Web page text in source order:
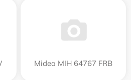
Midea MIH 64767 FRB